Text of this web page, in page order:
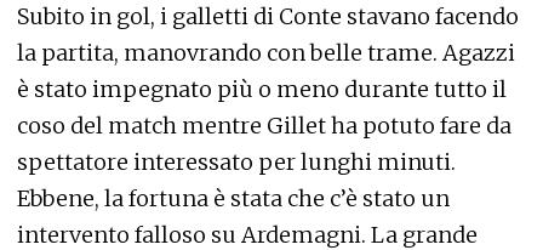
Subito in gol, i galletti di Conte stavano facendo
la partita, manovrando con belle trame. Agazzi
è stato impegnato più o meno durante tutto il
coso del match mentre Gillet ha potuto fare da
spettatore interessato per lunghi minuti.
Ebbene, la fortuna è stata che c’è stato un
intervento falloso su Ardemagni. La grande